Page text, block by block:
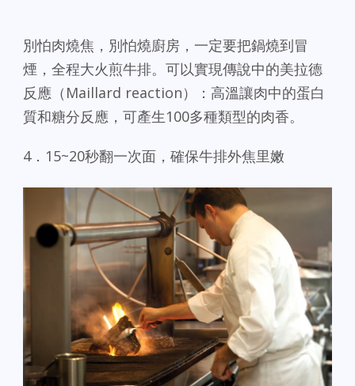
別怕肉燒焦，別怕燒廚房，一定要​​把鍋燒到冒
煙，全程大火煎牛排。可以實現傳說中的美拉德
反應（Maillard reaction）：高溫讓肉中的蛋白
質和糖分反應，可產生100多種類型的肉香。
4．15~20秒翻一次面，確保牛排外焦里嫩